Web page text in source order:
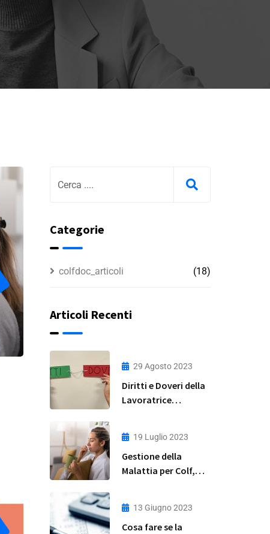
Categorie
colfdoc_articoli (18)
Articoli Recenti
29 Agosto 2023
Diritti e Doveri della
Lavoratrice
19 Luglio 2023
Gestione della
Malattia per Colf,
Pratica
13 Giugno 2023
Cosa fare se la